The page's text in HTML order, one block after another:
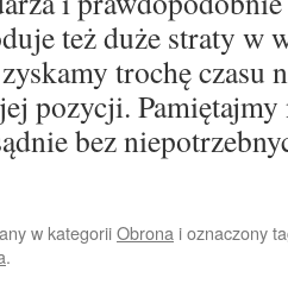
też duże straty w
trochę czasu
pozycji.
bez
w kategoriiObrona i oznaczony
.